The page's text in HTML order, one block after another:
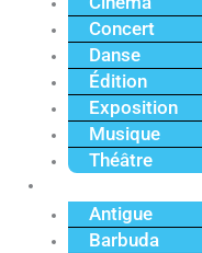
Concert
Danse
Édition
Exposition
Musique
Théâtre
Antigue
Barbuda